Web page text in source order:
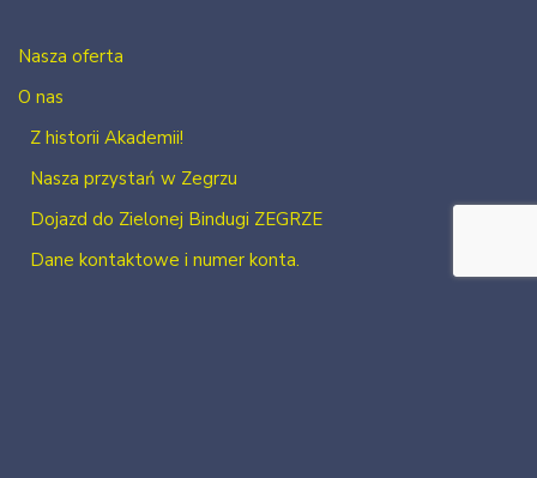
Nasza oferta
O nas
Z historii Akademii!
Nasza przystań w Zegrzu
Dojazd do Zielonej Bindugi ZEGRZE
Dane kontaktowe i numer konta.